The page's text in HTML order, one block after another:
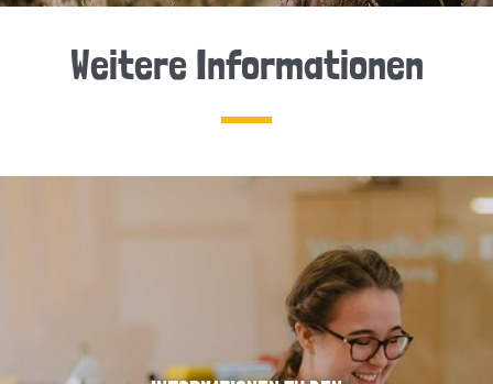
Weitere Informationen